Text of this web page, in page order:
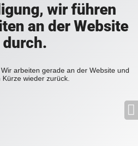
wir führen
an der Website
durch.
arbeiten gerade an der Website und
Kürze wieder zurück.